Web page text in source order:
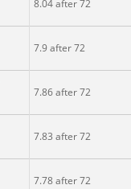
8.04 after 72
7.9 after 72
7.86 after 72
7.83 after 72
7.78 after 72